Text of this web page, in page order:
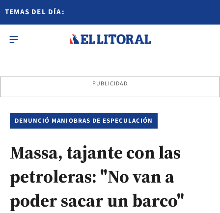
TEMAS DEL DÍA:
PUBLICIDAD
DENUNCIÓ MANIOBRAS DE ESPECULACIÓN
Massa, tajante con las
petroleras: "No van a
poder sacar un barco"